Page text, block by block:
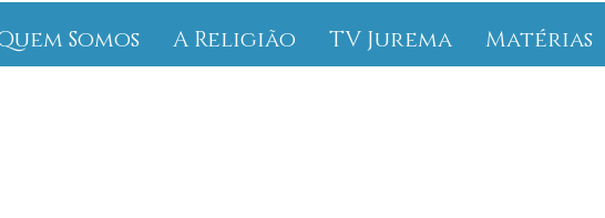
Somos A Religião TV Jurema Matérias